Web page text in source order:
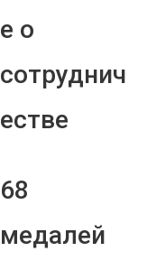
е о
сотруднич
естве
68
медалей